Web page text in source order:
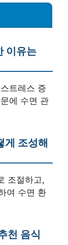
이유는
트레스 증
에 수면 관
게 조성해
조절하고,
여 수면 환
천 음식